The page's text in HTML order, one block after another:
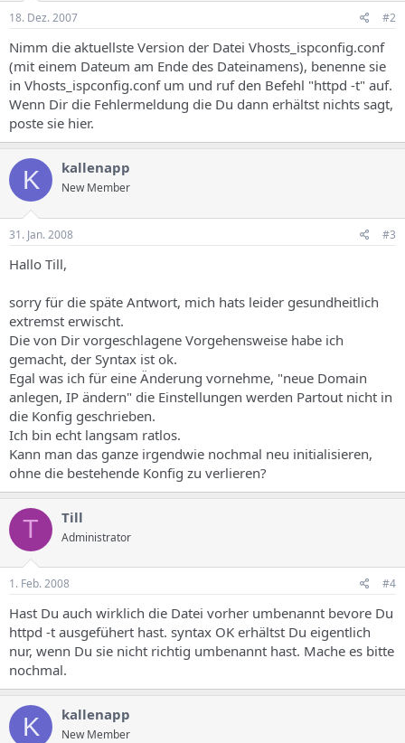
18. Dez. 2007 #2
Nimm die aktuellste Version der Datei Vhosts_ispconfig.conf
(mit einem Dateum am Ende des Dateinamens), benenne sie
in Vhosts_ispconfig.conf um und ruf den Befehl "httpd -t" auf.
Wenn Dir die Fehlermeldung die Du dann erhältst nichts sagt,
poste sie hier.
K kallenapp
New Member
31. Jan. 2008 #3
Hallo Till,
sorry für die späte Antwort, mich hats leider gesundheitlich
extremst erwischt.
Die von Dir vorgeschlagene Vorgehensweise habe ich
gemacht, der Syntax ist ok.
Egal was ich für eine Änderung vornehme, "neue Domain
anlegen, IP ändern" die Einstellungen werden Partout nicht in
die Konfig geschrieben.
Ich bin echt langsam ratlos.
Kann man das ganze irgendwie nochmal neu initialisieren,
ohne die bestehende Konfig zu verlieren?
T Till
Administrator
1. Feb. 2008 #4
Hast Du auch wirklich die Datei vorher umbenannt bevore Du
httpd -t ausgefühert hast. syntax OK erhältst Du eigentlich
nur, wenn Du sie nicht richtig umbenannt hast. Mache es bitte
nochmal.
K kallenapp
New Member